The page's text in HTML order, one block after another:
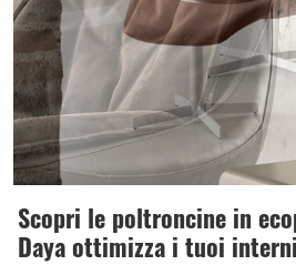
Scopri le poltroncine in
Daya ottimizza i tuoi interni